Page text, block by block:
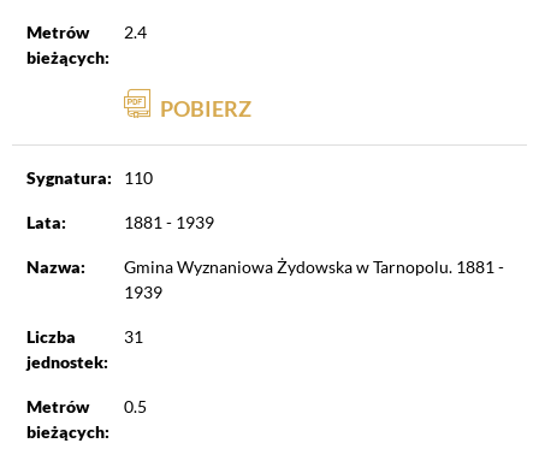
Metrów
bieżących:
2.4
POBIERZ
Sygnatura: 110
Lata: 1881 - 1939
Nazwa:
Gmina Wyznaniowa Żydowska w Tarnopolu. 1881 -
1939
Liczba
jednostek:
31
Metrów
bieżących:
0.5